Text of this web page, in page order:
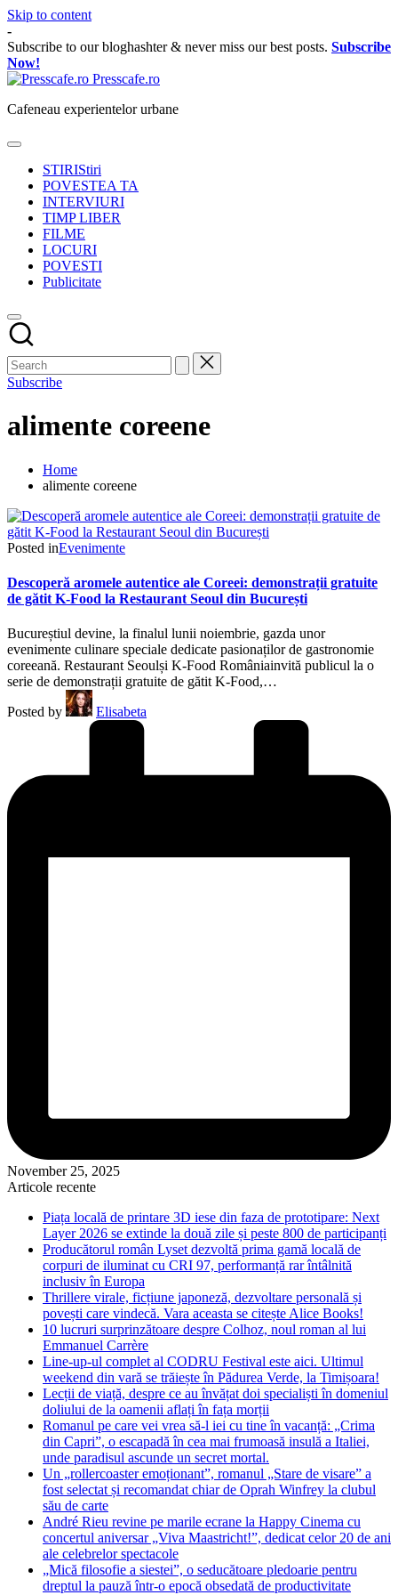
Skip to content
-
Subscribe to our bloghashter & never miss our best posts. Subscribe
Now!
Presscafe.ro
Cafeneau experientelor urbane
STIRIStiri
POVESTEA TA
INTERVIURI
TIMP LIBER
FILME
LOCURI
POVESTI
Publicitate
Subscribe
alimente coreene
Home
alimente coreene
Posted inEvenimente
Descoperă aromele autentice ale Coreei: demonstrații gratuite
de gătit K-Food la Restaurant Seoul din București
Bucureștiul devine, la finalul lunii noiembrie, gazda unor
evenimente culinare speciale dedicate pasionaților de gastronomie
coreeană. Restaurant Seoulși K-Food Româniainvită publicul la o
serie de demonstrații gratuite de gătit K-Food,…
Posted by
Elisabeta
November 25, 2025
Articole recente
Piața locală de printare 3D iese din faza de prototipare: Next
Layer 2026 se extinde la două zile și peste 800 de participanți
Producătorul român Lyset dezvoltă prima gamă locală de
corpuri de iluminat cu CRI 97, performanță rar întâlnită
inclusiv în Europa
Thrillere virale, ficțiune japoneză, dezvoltare personală și
povești care vindecă. Vara aceasta se citește Alice Books!
10 lucruri surprinzătoare despre Colhoz, noul roman al lui
Emmanuel Carrère
Line-up-ul complet al CODRU Festival este aici. Ultimul
weekend din vară se trăiește în Pădurea Verde, la Timișoara!
Lecții de viață, despre ce au învățat doi specialiști în domeniul
doliului de la oamenii aflați în fața morții
Romanul pe care vei vrea să-l iei cu tine în vacanță: „Crima
din Capri”, o escapadă în cea mai frumoasă insulă a Italiei,
unde paradisul ascunde un secret mortal.
Un „rollercoaster emoționant”, romanul „Stare de visare” a
fost selectat și recomandat chiar de Oprah Winfrey la clubul
său de carte
André Rieu revine pe marile ecrane la Happy Cinema cu
concertul aniversar „Viva Maastricht!”, dedicat celor 20 de ani
ale celebrelor spectacole
„Mică filosofie a siestei”, o seducătoare pledoarie pentru
dreptul la pauză într-o epocă obsedată de productivitate